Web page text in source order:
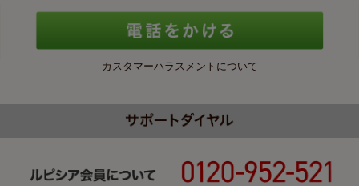
カスタマーハラスメントについて